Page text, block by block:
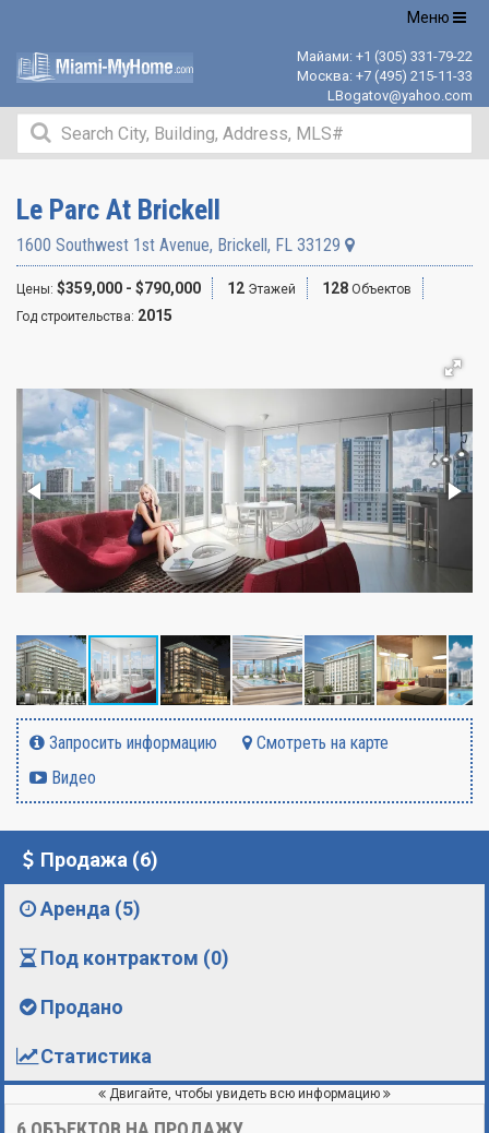
Открыть
Меню
Майами: +1 (305) 331-79-22
Москва: +7 (495) 215-11-33
LBogatov@yahoo.com
Le Parc At Brickell
1600 Southwest 1st Avenue, Brickell, FL 33129
Цены: $359,000 - $790,000 12 Этажей 128 Объектов
Год строительства: 2015
Запросить информацию
Смотреть на карте
Видео
Продажа (6)
Аренда (5)
Под контрактом (0)
Продано
Статистика
Двигайте, чтобы увидеть всю информацию